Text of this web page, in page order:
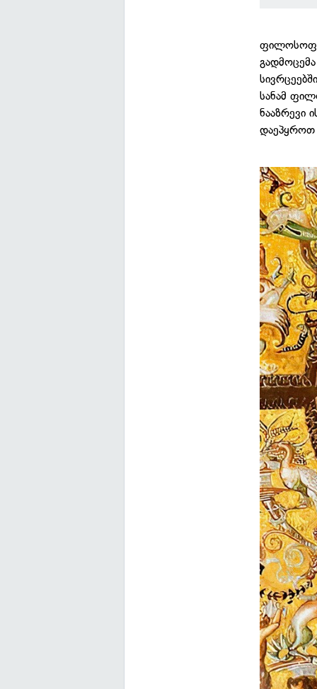
სანამ
ნააზრევი
დაეპყროთ